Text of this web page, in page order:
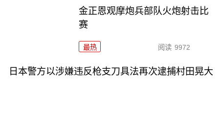
金正恩观摩炮兵部队火炮射击比
赛
最热 阅读 9972
日本警方以涉嫌违反枪支刀具法再次逮捕村田晃大